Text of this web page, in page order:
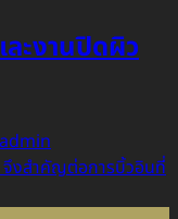
ละงานปิดผิว
admin